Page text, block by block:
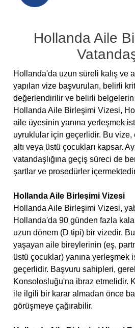
Hollanda Aile
Hollanda'da uzun süreli kalış ve
yapılan vize başvuruları, belirli
değerlendirilir ve belirli belgelerin
Hollanda Aile Birleşimi Vizesi,
aile üyesinin yanına yerleşmek
uyruklular için geçerlidir. Bu vize,
altı veya üstü çocukları kapsar.
vatandaşlığına geçiş süreci de
şartlar ve prosedürler
Hollanda Aile Birleşimi Vizesi
Hollanda Aile Birleşimi Vizesi,
Hollanda'da 90 günden fazla
uzun dönem (D tipi) bir vizedir.
yaşayan aile bireylerinin (eş,
üstü çocuklar) yanına yerleşmek
geçerlidir. Başvuru sahipleri,
Konsolosluğu'na ibraz etmelidir.
ile ilgili bir karar almadan önce
görüşmeye çağırabilir.